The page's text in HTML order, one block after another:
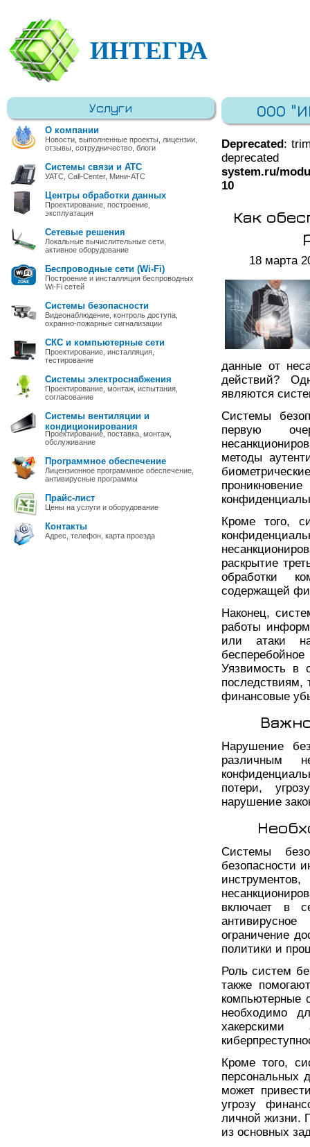
ИНТЕГРА
Услуги
О компании
Новости, выполненные проекты, лицензии,
отзывы, сотрудничество, блоги
Системы связи и АТС
УАТС, Call-Center, Мини-АТС
Центры обработки данных
Проектирование, построение,
эксплуатация
Сетевые решения
Локальные вычислительные сети,
активное оборудование
Беспроводные сети (Wi-Fi)
Построение и инсталляция беспроводных
Wi-Fi сетей
Системы безопасности
Видеонаблюдение, контроль доступа,
охранно-пожарные сигнализации
СКС и компьютерные сети
Проектирование, инсталляция,
тестирование
Системы электроснабжения
Проектирование, монтаж, испытания,
согласование
Системы вентиляции и
кондиционирования
Проектирование, поставка, монтаж,
обслуживание
Программное обеспечение
Лицензионное программное обеспечение,
антивирусные программы
Прайс-лист
Цены на услуги и оборудование
Контакты
Адрес, телефон, карта проезда
ООО
Deprecated:
system.ru/
10
Как
18 марта
данные от
действий?
являются
Системы
первую
методы
Кроме того,
раскрытие
обработки
содержащей
Наконец,
работы
или атаки на
Уязвимость в
последствиям,
финансовые
Нарушение
различным
потери,
нарушение
Системы
безопасности
включает в
ограничение
политики и
Роль систем
также
компьютерные
необходимо
Кроме того,
персональных
может
угрозу
личной жизни.
из основных